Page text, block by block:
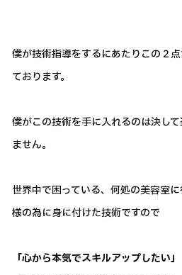
僕が技術指導をするにあたりこの２
ております。
僕がこの技術を手に入れるのは決し
ません。
世界中で困っている、何処の美容室
様の為に身に付けた技術ですので
「心から本気でスキルアップしたい」